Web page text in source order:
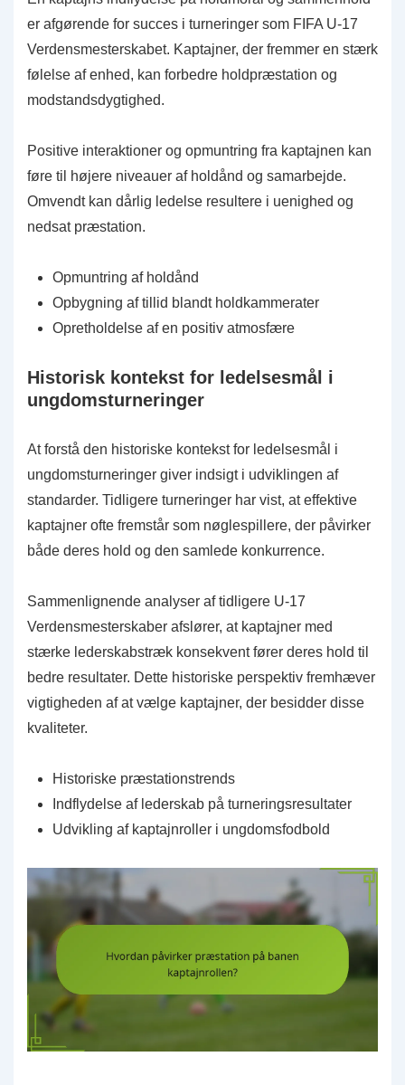
er afgørende for succes i turneringer som FIFA U-17
Verdensmesterskabet. Kaptajner, der fremmer en stærk
følelse af enhed, kan forbedre holdpræstation og
modstandsdygtighed.
Positive interaktioner og opmuntring fra kaptajnen kan
føre til højere niveauer af holdånd og samarbejde.
Omvendt kan dårlig ledelse resultere i uenighed og
nedsat præstation.
Opmuntring af holdånd
Opbygning af tillid blandt holdkammerater
Opretholdelse af en positiv atmosfære
Historisk kontekst for ledelsesmål i
ungdomsturneringer
At forstå den historiske kontekst for ledelsesmål i
ungdomsturneringer giver indsigt i udviklingen af
standarder. Tidligere turneringer har vist, at effektive
kaptajner ofte fremstår som nøglespillere, der påvirker
både deres hold og den samlede konkurrence.
Sammenlignende analyser af tidligere U-17
Verdensmesterskaber afslører, at kaptajner med
stærke lederskabstræk konsekvent fører deres hold til
bedre resultater. Dette historiske perspektiv fremhæver
vigtigheden af at vælge kaptajner, der besidder disse
kvaliteter.
Historiske præstationstrends
Indflydelse af lederskab på turneringsresultater
Udvikling af kaptajnroller i ungdomsfodbold